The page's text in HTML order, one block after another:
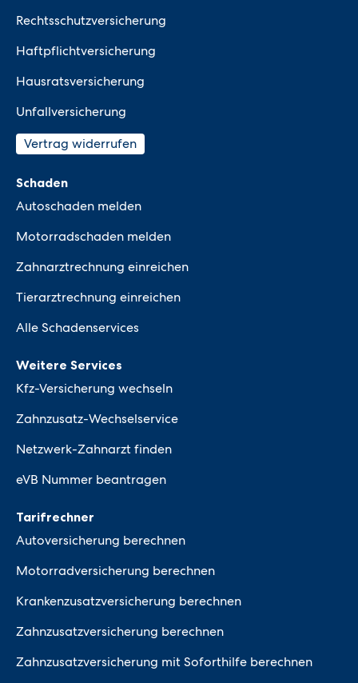
Rechtsschutzversicherung
Haftpflichtversicherung
Hausratsversicherung
Unfallversicherung
Vertrag widerrufen
Schaden
Autoschaden melden
Motorradschaden melden
Zahnarztrechnung einreichen
Tierarztrechnung einreichen
Alle Schadenservices
Weitere Services
Kfz-Versicherung wechseln
Zahnzusatz-Wechselservice
Netzwerk-Zahnarzt finden
eVB Nummer beantragen
Tarifrechner
Autoversicherung berechnen
Motorradversicherung berechnen
Krankenzusatzversicherung berechnen
Zahnzusatzversicherung berechnen
Zahnzusatzversicherung mit Soforthilfe berechnen